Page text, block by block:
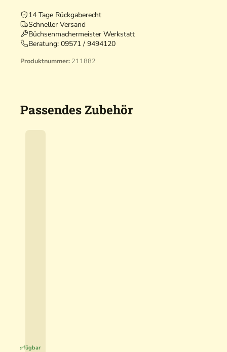
14 Tage Rückgaberecht
Schneller Versand
Büchsenmachermeister Werkstatt
Beratung: 09571 / 9494120
Produktnummer: 211882
Passendes Zubehör
verfügbar